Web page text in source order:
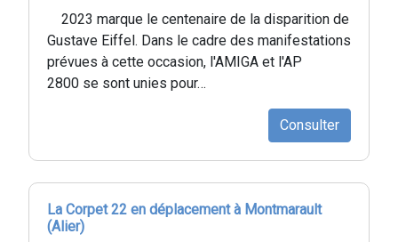
2023 marque le centenaire de la disparition de
Gustave Eiffel. Dans le cadre des manifestations
prévues à cette occasion, l'AMIGA et l'AP
2800 se sont unies pour…
Consulter
La Corpet 22 en déplacement à Montmarault
(Alier)